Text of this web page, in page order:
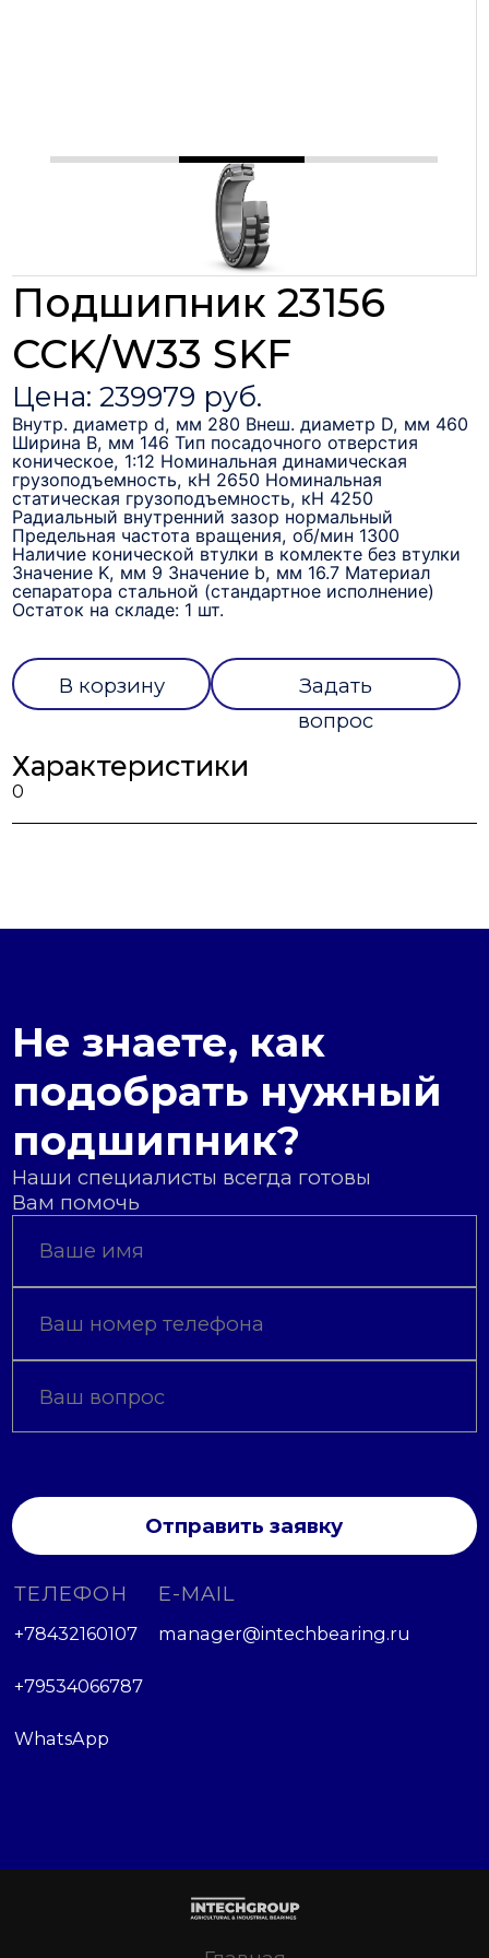
Подшипник 23156
CCK/W33 SKF
Цена: 239979 руб.
Внутр. диаметр d, мм 280 Внеш. диаметр D, мм 460
Ширина B, мм 146 Тип посадочного отверстия
коническое, 1:12 Номинальная динамическая
грузоподъемность, кН 2650 Номинальная
статическая грузоподъемность, кН 4250
Радиальный внутренний зазор нормальный
Предельная частота вращения, об/мин 1300
Наличие конической втулки в комлекте без втулки
Значение K, мм 9 Значение b, мм 16.7 Материал
сепаратора стальной (стандартное исполнение)
Остаток на складе: 1 шт.
В корзину
Задать
вопрос
Характеристики
0
Не знаете, как
подобрать нужный
подшипник?
Наши специалисты всегда готовы
Вам помочь
Отправить заявку
ТЕЛЕФОН
+78432160107
+79534066787
WhatsApp
E-MAIL
manager@intechbearing.ru